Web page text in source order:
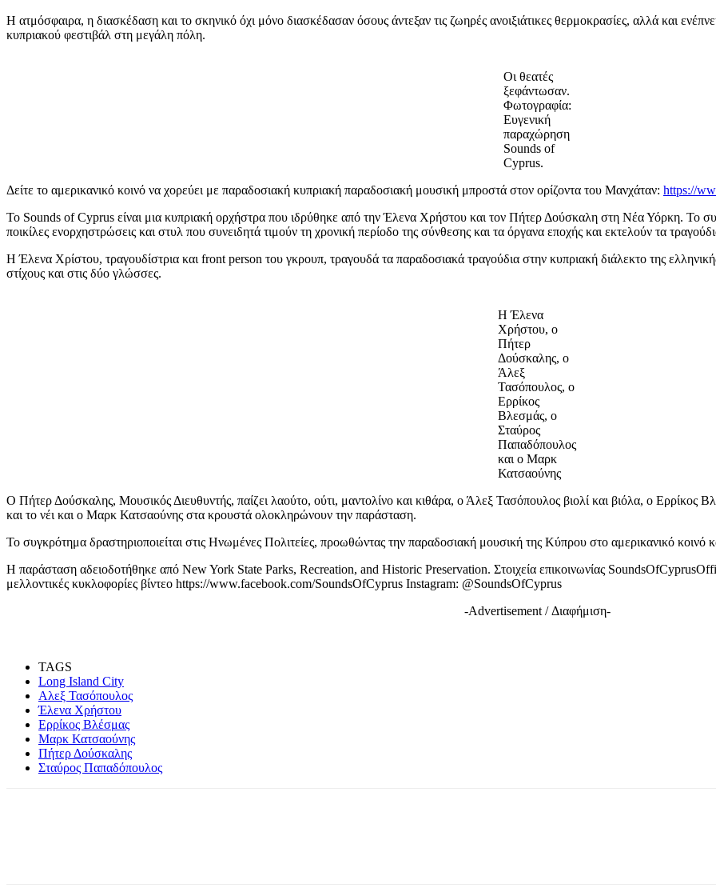
Η ατμόσφαιρα, η διασκέδαση και το σκηνικό όχι μόνο διασκέδασαν όσους άντεξαν τις ζωηρές ανοιξιάτικες θερμοκρασίες, αλλά και
κυπριακού φεστιβάλ στη μεγάλη πόλη.
Οι θεατές
ξεφάντωσαν.
Φωτογραφία:
Ευγενική
παραχώρηση
Sounds of
Cyprus.
Δείτε το αμερικανικό κοινό να χορεύει με παραδοσιακή κυπριακή παραδοσιακή μουσική μπροστά στον ορίζοντα του Μανχάταν: https://
Το Sounds of Cyprus είναι μια κυπριακή ορχήστρα που ιδρύθηκε από την Έλενα Χρήστου και τον Πήτερ Δούσκαλη στη Νέα Υόρκη. Το
ποικίλες ενορχηστρώσεις και στυλ που συνειδητά τιμούν τη χρονική περίοδο της σύνθεσης και τα όργανα εποχής και εκτελούν τα
Η Έλενα Χρίστου, τραγουδίστρια και front person του γκρουπ, τραγουδά τα παραδοσιακά τραγούδια στην κυπριακή διάλεκτο της
στίχους και στις δύο γλώσσες.
Η Έλενα
Χρήστου, ο
Πήτερ
Δούσκαλης, ο
Άλεξ
Τασόπουλος, ο
Ερρίκος
Βλεσμάς, ο
Σταύρος
Παπαδόπουλος
και ο Μαρκ
Κατσαούνης
Ο Πήτερ Δούσκαλης, Μουσικός Διευθυντής, παίζει λαούτο, ούτι, μαντολίνο και κιθάρα, ο Άλεξ Τασόπουλος βιολί και βιόλα, ο Ερρίκος
και το νέι και ο Μαρκ Κατσαούνης στα κρουστά ολοκληρώνουν την παράσταση.
Το συγκρότημα δραστηριοποιείται στις Ηνωμένες Πολιτείες, προωθώντας την παραδοσιακή μουσική της Κύπρου στο αμερικανικό κοινό
Η παράσταση αδειοδοτήθηκε από New York State Parks, Recreation, and Historic Preservation. Στοιχεία επικοινωνίας
μελλοντικές κυκλοφορίες βίντεο https://www.facebook.com/SoundsOfCyprus Instagram: @SoundsOfCyprus
-Advertisement / Διαφήμιση-
TAGS
Long Island City
Αλεξ Τασόπουλος
Έλενα Χρήστου
Ερρίκος Βλέσμας
Μαρκ Κατσαούνης
Πήτερ Δούσκαλης
Σταύρος Παπαδόπουλος